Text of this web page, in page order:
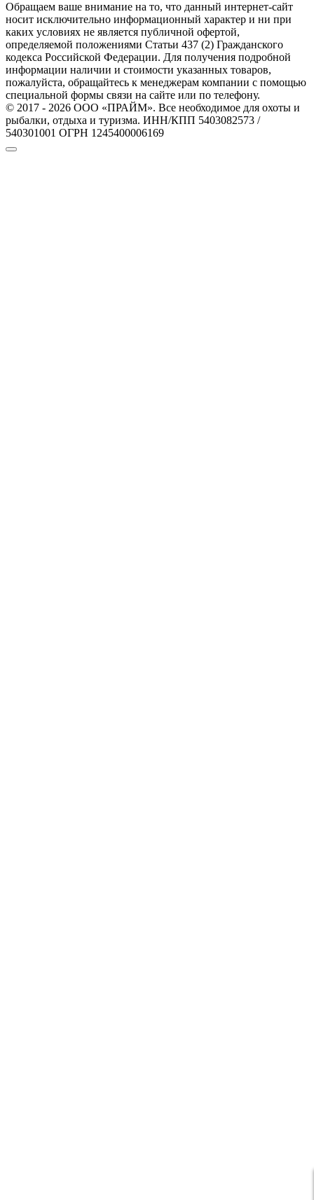
Обращаем ваше внимание на то, что данный интернет-сайт
носит исключительно информационный характер и ни при
каких условиях не является публичной офертой,
определяемой положениями Статьи 437 (2) Гражданского
кодекса Российской Федерации. Для получения подробной
информации наличии и стоимости указанных товаров,
пожалуйста, обращайтесь к менеджерам компании с помощью
специальной формы связи на сайте или по телефону.
© 2017 - 2026 ООО «ПРАЙМ». Все необходимое для охоты и
рыбалки, отдыха и туризма. ИНН/КПП 5403082573 /
540301001 ОГРН 1245400006169